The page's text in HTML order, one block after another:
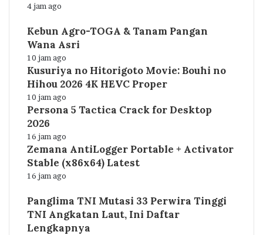
4 jam ago
Kebun Agro-TOGA & Tanam Pangan
Wana Asri
10 jam ago
Kusuriya no Hitorigoto Movie: Bouhi no
Hihou 2026 4K HEVC Proper
10 jam ago
Persona 5 Tactica Crack for Desktop
2026
16 jam ago
Zemana AntiLogger Portable + Activator
Stable (x86x64) Latest
16 jam ago
Panglima TNI Mutasi 33 Perwira Tinggi
TNI Angkatan Laut, Ini Daftar
Lengkapnya